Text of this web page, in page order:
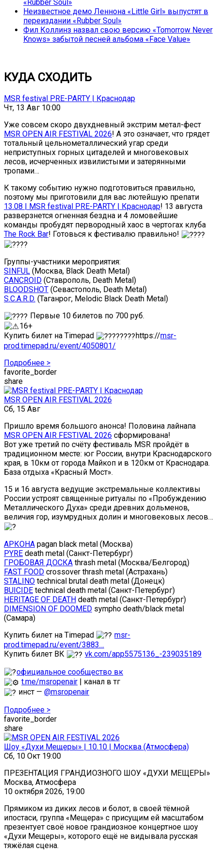
«Rubber Soul»
Неизвестное демо Леннона «Little Girl» выпустят в
переиздании «Rubber Soul»
Фил Коллинз назвал свою версию «Tomorrow Never
Knows» забытой песней альбома «Face Value»
КУДА СХОДИТЬ
MSR festival PRE-PARTY | Краснодар
Чт, 13 Авг 10:00
Уже совсем скоро двухдневный экстрим метал-фест
MSR OPEN AIR FESTIVAL 2026! А это означает, что грядет
тотальный цельнометаллический угар среди
неприступных горных цитаделей и многовековых
лесов, исчерченных извилистыми и затерянными
тропами…
К такому событию нужно подготовиться правильно,
поэтому мы приготовили для вас лютейшую препати
13.08 | MSR festival PRE-PARTY | Краснодар! 13 августа
разверзнется огненная бездна и 4 ломовейшие
команды пробудят первородный хаос в чертогах клуба
The Rock Bar! Готовься к фестивалю правильно!
Группы-участники мероприятия:
SINFUL (Москва, Black Death Metal)
CANCROID (Ставрополь, Death Metal)
BLOODSHOT (Севастополь, Death Metal)
S.C.A.R.D. (Таганрог, Melodic Black Death Metal)
Первые 10 билетов по 700 руб.
16+
Купить билет на Timepad
https://msr-
prod.timepad.ru/event/4050801/
Подробнее >
favorite_border
share
MSR OPEN AIR FESTIVAL 2026
Сб, 15 Авг
Пришло время большого анонса! Половина лайнапа
MSR OPEN AIR FESTIVAL 2026 сформирована!
Вот уже третий по счёту фестиваль MSR пройдёт в
традиционном месте: юг России, внутри Краснодарского
края, в 10км от города Майкоп и в 120км от Краснодара.
База отдыха «Красный Мост».
15 и 16 августа ведущие экстремальные коллективы
России устроят священные ритуалы по «Пробуждению
Металлического Духа» среди древних дольменов,
величия гор, изумрудных долин и многовековых лесов…
АРКОНА pagan black metal (Москва)
PYRE death metal (Санкт-Петербург)
ГРОБОВАЯ ДОСКА thrash metal (Москва/Белгород)
FAST FOOD crossover thrash metal (Астрахань)
STALINO technical brutal death metal (Донецк)
BUICIDE technical death metal (Санкт-Петербург)
HERITAGE OF DEATH death metal (Санкт-Петербург)
DIMENSION OF DOOMED sympho death/black metal
(Самара)
Купить билет на Timepad
msr-
prod.timepad.ru/event/3883…
Купить билет ВК
vk.com/app5575136_-239035189
официальное сообщество вк
t.me/msropenair | канал в тг
инст —@msropenair
Подробнее >
favorite_border
share
Шоу «Духи Мещеры» | 10.10 | Москва (Атмосфера)
Сб, 10 Окт 19:00
ПРЕЗЕНТАЦИЯ ГРАНДИОЗНОГО ШОУ «ДУХИ МЕЩЕРЫ»
Москва, Атмосфера
10 октября 2026, 19:00
Прямиком из диких лесов и болот, в своей тёмной
ипостаси, группа «Мещера» с присущим ей масштабом
презентует своё новое грандиозное концертное шоу
«Духи Мещеры», которого ещё не видывала русская
тяжёлая сцена.